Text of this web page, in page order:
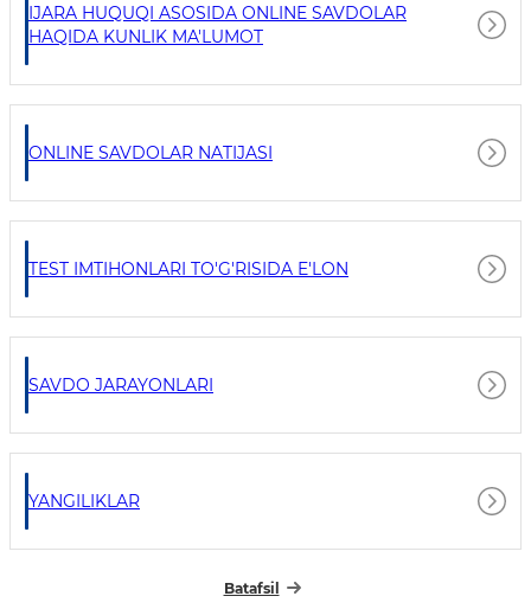
IJARA HUQUQI ASOSIDA ONLINE SAVDOLAR
HAQIDA KUNLIK MA'LUMOT
ONLINE SAVDOLAR NATIJASI
TEST IMTIHONLARI TO'G'RISIDA E'LON
SAVDO JARAYONLARI
YANGILIKLAR
Batafsil